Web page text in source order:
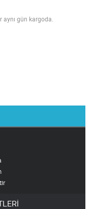
aynı gün kargoda.